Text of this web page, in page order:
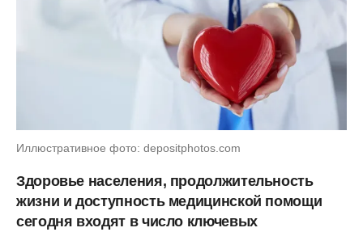
Иллюстративное фото: depositphotos.com
Здоровье населения, продолжительность
жизни и доступность медицинской помощи
сегодня входят в число ключевых